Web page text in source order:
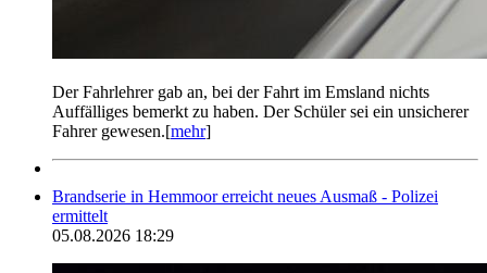
Der Fahrlehrer gab an, bei der Fahrt im Emsland nichts
Auffälliges bemerkt zu haben. Der Schüler sei ein unsicherer
Fahrer gewesen.[mehr]
Brandserie in Hemmoor erreicht neues Ausmaß - Polizei
ermittelt
05.08.2026 18:29